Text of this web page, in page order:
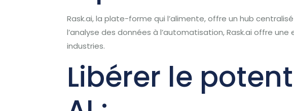
Rask.ai, la plate-forme qui l’alimente, offre un hub
l’analyse des données à l’automatisation, Rask.ai offre
industries.
Libérer le